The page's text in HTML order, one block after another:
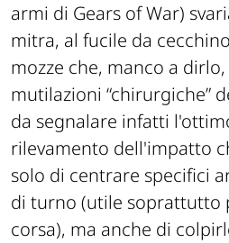
armi di Gears of War)
mitra, al fucile da
mozze che, manco a
mutilazioni “chirurgiche”
da segnalare infatti
rilevamento dell'impatto
solo di centrare specifici
di turno (utile soprattutto
corsa), ma anche di